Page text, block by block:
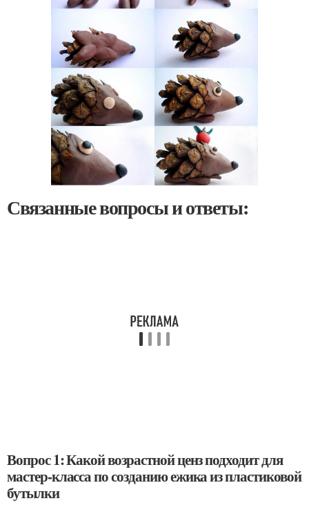
Связанные вопросы и ответы:
Вопрос 1: Какой возрастной ценз подходит для
мастер-класса по созданию ежика из пластиковой
бутылки